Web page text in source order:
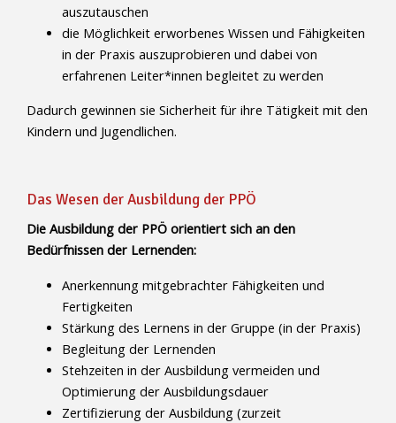
auszutauschen
die Möglichkeit erworbenes Wissen und Fähigkeiten
in der Praxis auszuprobieren und dabei von
erfahrenen Leiter*innen begleitet zu werden
Dadurch gewinnen sie Sicherheit für ihre Tätigkeit mit den
Kindern und Jugendlichen.
Das Wesen der Ausbildung der PPÖ
Die Ausbildung der PPÖ orientiert sich an den
Bedürfnissen der Lernenden:
Anerkennung mitgebrachter Fähigkeiten und
Fertigkeiten
Stärkung des Lernens in der Gruppe (in der Praxis)
Begleitung der Lernenden
Stehzeiten in der Ausbildung vermeiden und
Optimierung der Ausbildungsdauer
Zertifizierung der Ausbildung (zurzeit